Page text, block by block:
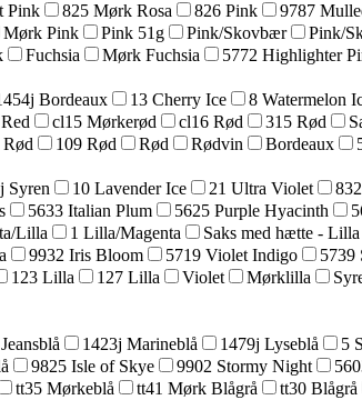
Pink 825 Mørk Rosa 826 Pink 9787
Mørk Pink Pink 51g Pink/Skovbær Pink/
Fuchsia Mørk Fuchsia 5772 Highlighter
Bordeaux 13 Cherry Ice 8 Watermelon
cl15 Mørkerød cl16 Rød 315 Rød
Rød 109 Rød Rød Rødvin Bordeaux
Syren 10 Lavender Ice 21 Ultra Violet
5633 Italian Plum 5625 Purple Hyacinth
Lilla 1 Lilla/Magenta Saks med hætte - Lilla
9932 Iris Bloom 5719 Violet Indigo 5739
123 Lilla 127 Lilla Violet Mørklilla
1423j Marineblå 1479j Lyseblå 5
9825 Isle of Skye 9902 Stormy Night
tt35 Mørkeblå tt41 Mørk Blågrå tt30 Blågrå